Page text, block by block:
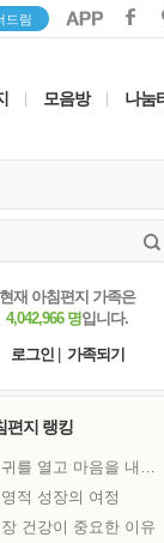
드림
모음방 나눔
현재 아침편지 가족은
4,042,966 명입니다.
로그인
가족되기
편지 랭킹
귀를 열고 마음을 내어주고
영적 성장의 여정
장 건강이 중요한 이유